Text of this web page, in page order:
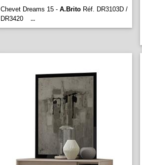
Chevet Dreams 15 - A.Brito Réf. DR3103D /
DR3420
...